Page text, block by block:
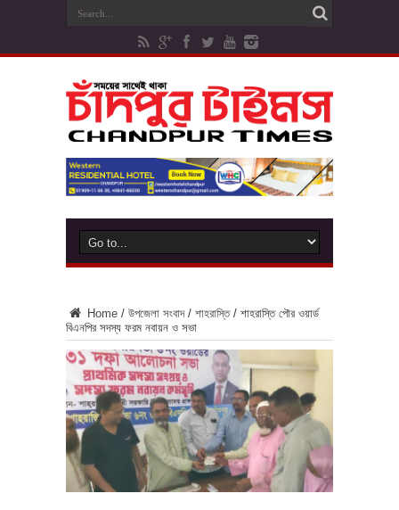
Home / উপজেলা সংবাদ / শাহরাস্তি / শাহরাস্তি পৌর ওয়ার্ড
বিএনপির সদস্য ফরম নবায়ন ও সভা